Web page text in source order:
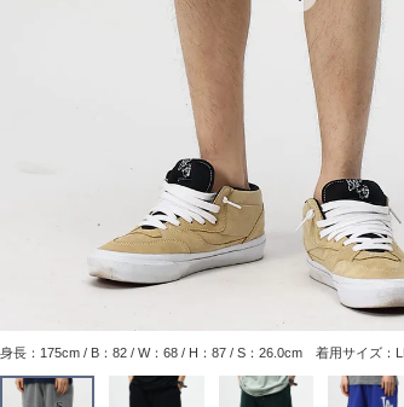
身長：175cm / B：82 / W：68 / H：87 / S：26.0cm 着用サイズ：LL